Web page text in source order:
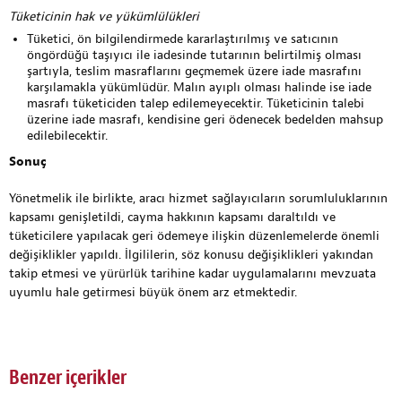
Tüketicinin hak ve yükümlülükleri
Tüketici, ön bilgilendirmede kararlaştırılmış ve satıcının
öngördüğü taşıyıcı ile iadesinde tutarının belirtilmiş olması
şartıyla, teslim masraflarını geçmemek üzere iade masrafını
karşılamakla yükümlüdür. Malın ayıplı olması halinde ise iade
masrafı tüketiciden talep edilemeyecektir. Tüketicinin talebi
üzerine iade masrafı, kendisine geri ödenecek bedelden mahsup
edilebilecektir.
Sonuç
Yönetmelik ile birlikte, aracı hizmet sağlayıcıların sorumluluklarının
kapsamı genişletildi, cayma hakkının kapsamı daraltıldı ve
tüketicilere yapılacak geri ödemeye ilişkin düzenlemelerde önemli
değişiklikler yapıldı. İlgililerin, söz konusu değişiklikleri yakından
takip etmesi ve yürürlük tarihine kadar uygulamalarını mevzuata
uyumlu hale getirmesi büyük önem arz etmektedir.
Benzer içerikler